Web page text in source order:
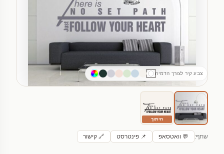
צבע קיר לצורך הדמיה
חיתוך
שתף: 💬 וואטסאפ 📌 פינטרסט 🔗 קישור